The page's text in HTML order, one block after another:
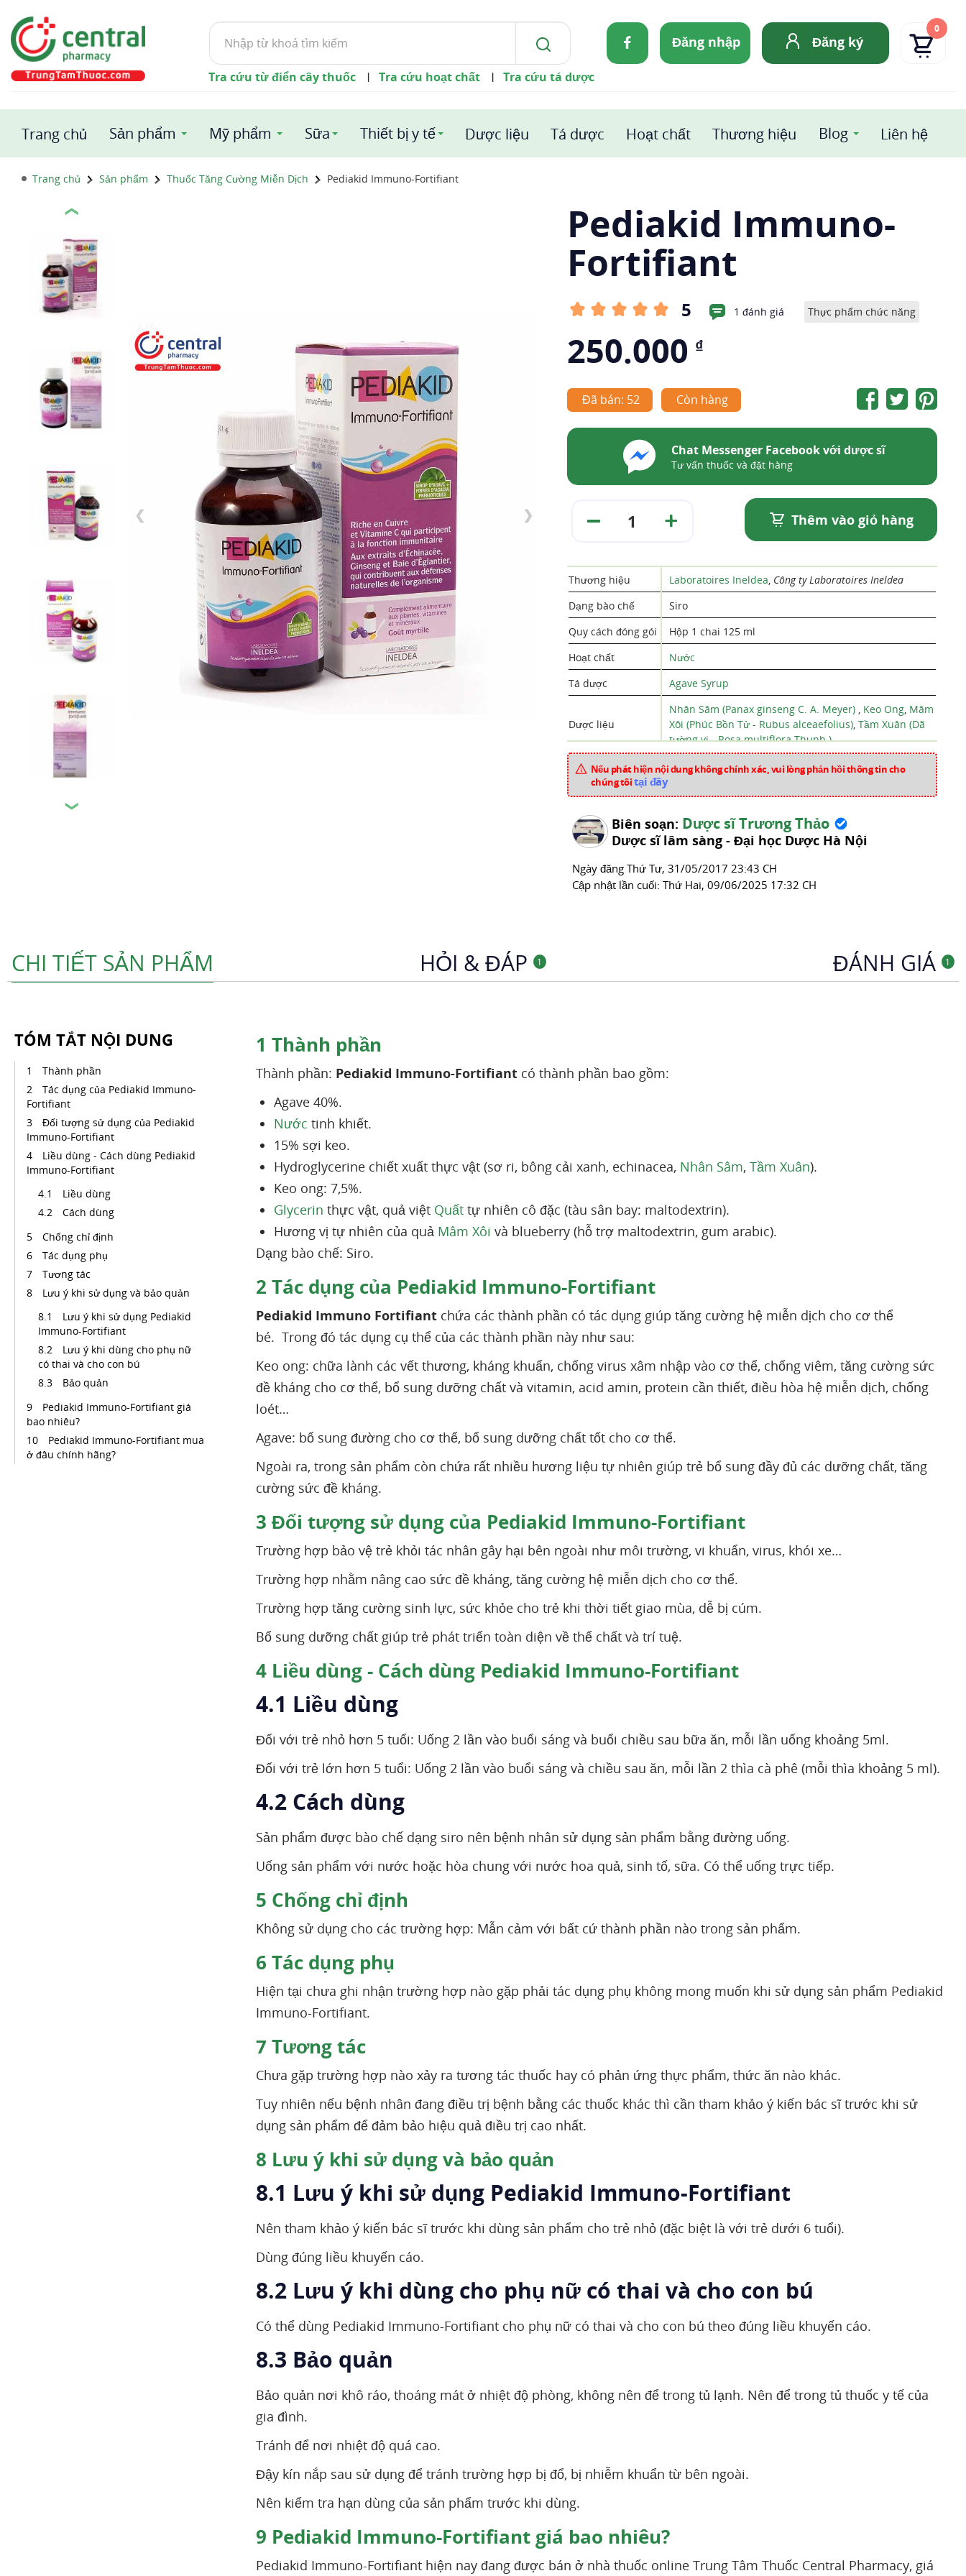
Tìm
kiếm
Đăng nhập Đăng ký
0
Tra cứu từ điển cây thuốc | Tra cứu hoạt chất | Tra cứu tá dược
Trang chủ Sản phẩm Mỹ phẩm Sữa Thiết bị y tế Dược liệu Tá dược Hoạt chất Thương hiệu Blog Liên hệ
Trang chủ Sản phẩm Thuốc Tăng Cường Miễn Dịch Pediakid Immuno-Fortifiant
❮
❯
❮ ❯
Pediakid Immuno-
Fortifiant
5 1 đánh giá Thực phẩm chức năng
250.000 ₫
Đã bán: 52 Còn hàng
Chat Messenger Facebook với dược sĩ
Tư vấn thuốc và đặt hàng
Thêm vào giỏ hàng
Thương hiệu Laboratoires Ineldea, Công ty Laboratoires Ineldea
Dạng bào chế
Siro
Quy cách đóng gói
Hộp 1 chai 125 ml
Hoạt chất
Nước
Tá dược
Agave Syrup
Dược liệu
Nhân Sâm (Panax ginseng C. A. Meyer) , Keo Ong, Mâm
Xôi (Phúc Bồn Tử - Rubus alceaefolius), Tầm Xuân (Dã
tường vi - Rosa multiflora Thunb.)
Xuất xứ
Pháp
Mã sản phẩm
Chuyên mục
Thuốc Tăng Cường Miễn Dịch
Nếu phát hiện nội dung không chính xác, vui lòng phản hồi thông tin cho
chúng tôitại đây
Biên soạn: Dược sĩ Trương Thảo
Dược sĩ lâm sàng - Đại học Dược Hà Nội
Ngày đăng Thứ Tư, 31/05/2017 23:43 CH
Cập nhật lần cuối: Thứ Hai, 09/06/2025 17:32 CH
CHI TIẾT SẢN PHẨM HỎI & ĐÁP 1 ĐÁNH GIÁ 1
TÓM TẮT NỘI DUNG
Thành phần
Tác dụng của Pediakid Immuno-
Fortifiant
Đối tượng sử dụng của Pediakid
Immuno-Fortifiant
Liều dùng - Cách dùng Pediakid
Immuno-Fortifiant
Liều dùng
Cách dùng
Chống chỉ định
Tác dụng phụ
Tương tác
Lưu ý khi sử dụng và bảo quản
Lưu ý khi sử dụng Pediakid
Immuno-Fortifiant
Lưu ý khi dùng cho phụ nữ
có thai và cho con bú
Bảo quản
Pediakid Immuno-Fortifiant giá
bao nhiêu?
Pediakid Immuno-Fortifiant mua
ở đâu chính hãng?
1 Thành phần
Thành phần: Pediakid Immuno-Fortifiant có thành phần bao gồm:
Agave 40%.
Nước tinh khiết.
15% sợi keo.
Hydroglycerine chiết xuất thực vật (sơ ri, bông cải xanh, echinacea, Nhân Sâm, Tầm Xuân).
Keo ong: 7,5%.
Glycerin thực vật, quả việt Quất tự nhiên cô đặc (tàu sân bay: maltodextrin).
Hương vị tự nhiên của quả Mâm Xôi và blueberry (hỗ trợ maltodextrin, gum arabic).
Dạng bào chế: Siro.
2 Tác dụng của Pediakid Immuno-Fortifiant
Pediakid Immuno Fortifiant chứa các thành phần có tác dụng giúp tăng cường hệ miễn dịch cho cơ thể
bé. Trong đó tác dụng cụ thể của các thành phần này như sau:
Keo ong: chữa lành các vết thương, kháng khuẩn, chống virus xâm nhập vào cơ thể, chống viêm, tăng cường sức
đề kháng cho cơ thể, bổ sung dưỡng chất và vitamin, acid amin, protein cần thiết, điều hòa hệ miễn dịch, chống
loét…
Agave: bổ sung đường cho cơ thể, bổ sung dưỡng chất tốt cho cơ thể.
Ngoài ra, trong sản phẩm còn chứa rất nhiều hương liệu tự nhiên giúp trẻ bổ sung đầy đủ các dưỡng chất, tăng
cường sức đề kháng.
3 Đối tượng sử dụng của Pediakid Immuno-Fortifiant
Trường hợp bảo vệ trẻ khỏi tác nhân gây hại bên ngoài như môi trường, vi khuẩn, virus, khói xe…
Trường hợp nhằm nâng cao sức đề kháng, tăng cường hệ miễn dịch cho cơ thể.
Trường hợp tăng cường sinh lực, sức khỏe cho trẻ khi thời tiết giao mùa, dễ bị cúm.
Bổ sung dưỡng chất giúp trẻ phát triển toàn diện về thể chất và trí tuệ.
4 Liều dùng - Cách dùng Pediakid Immuno-Fortifiant
4.1 Liều dùng
Đối với trẻ nhỏ hơn 5 tuổi: Uống 2 lần vào buổi sáng và buổi chiều sau bữa ăn, mỗi lần uống khoảng 5ml.
Đối với trẻ lớn hơn 5 tuổi: Uống 2 lần vào buổi sáng và chiều sau ăn, mỗi lần 2 thìa cà phê (mỗi thìa khoảng 5 ml).
4.2 Cách dùng
Sản phẩm được bào chế dạng siro nên bệnh nhân sử dụng sản phẩm bằng đường uống.
Uống sản phẩm với nước hoặc hòa chung với nước hoa quả, sinh tố, sữa. Có thể uống trực tiếp.
5 Chống chỉ định
Không sử dụng cho các trường hợp: Mẫn cảm với bất cứ thành phần nào trong sản phẩm.
6 Tác dụng phụ
Hiện tại chưa ghi nhận trường hợp nào gặp phải tác dụng phụ không mong muốn khi sử dụng sản phẩm Pediakid
Immuno-Fortifiant.
7 Tương tác
Chưa gặp trường hợp nào xảy ra tương tác thuốc hay có phản ứng thực phẩm, thức ăn nào khác.
Tuy nhiên nếu bệnh nhân đang điều trị bệnh bằng các thuốc khác thì cần tham khảo ý kiến bác sĩ trước khi sử
dụng sản phẩm để đảm bảo hiệu quả điều trị cao nhất.
8 Lưu ý khi sử dụng và bảo quản
8.1 Lưu ý khi sử dụng Pediakid Immuno-Fortifiant
Nên tham khảo ý kiến bác sĩ trước khi dùng sản phẩm cho trẻ nhỏ (đặc biệt là với trẻ dưới 6 tuổi).
Dùng đúng liều khuyến cáo.
8.2 Lưu ý khi dùng cho phụ nữ có thai và cho con bú
Có thể dùng Pediakid Immuno-Fortifiant cho phụ nữ có thai và cho con bú theo đúng liều khuyến cáo.
8.3 Bảo quản
Bảo quản nơi khô ráo, thoáng mát ở nhiệt độ phòng, không nên để trong tủ lạnh. Nên để trong tủ thuốc y tế của
gia đình.
Tránh để nơi nhiệt độ quá cao.
Đậy kín nắp sau sử dụng để tránh trường hợp bị đổ, bị nhiễm khuẩn từ bên ngoài.
Nên kiểm tra hạn dùng của sản phẩm trước khi dùng.
9 Pediakid Immuno-Fortifiant giá bao nhiêu?
Pediakid Immuno-Fortifiant hiện nay đang được bán ở nhà thuốc online Trung Tâm Thuốc Central Pharmacy, giá